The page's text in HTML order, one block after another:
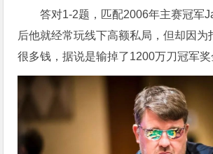
答对1-2题，匹配2006年主赛冠军
后他就经常玩线下高额私局，但却因为
很多钱，据说是输掉了1200万刀冠军奖